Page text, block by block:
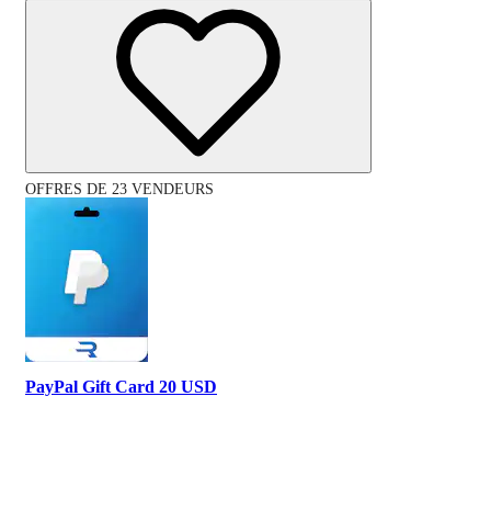
OFFRES DE 23 VENDEURS
PayPal Gift Card 20 USD